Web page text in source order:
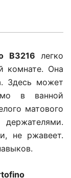
B3216 легко
комнате. Она
Здесь может
в ванной
матового
не ржавеет.